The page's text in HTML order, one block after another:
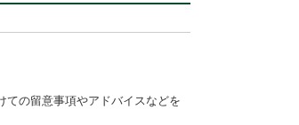
ての留意事項やアドバイスなどを